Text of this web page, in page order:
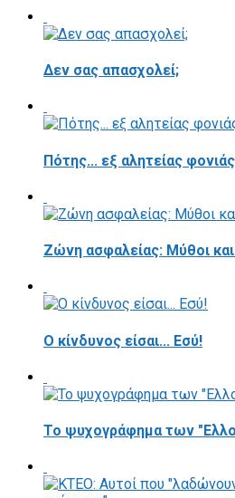
Δεν σας απασχολεί;
Πότης... εξ αλητείας φονιάς
Ζώνη ασφαλείας: Μύθοι
Ο κίνδυνος είσαι... Εσύ!
Το ψυχογράφημα των